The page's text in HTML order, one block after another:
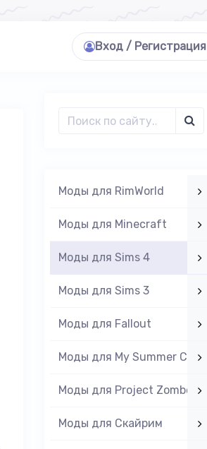
Вход / Регистрация
Моды для RimWorld
Моды для Minecraft
Моды для Sims 4
Моды для Sims 3
Моды для Fallout
Моды для My Summer Car
Моды для Project Zomboid
Моды для Скайрим